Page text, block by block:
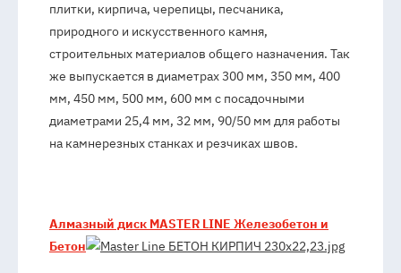
плитки, кирпича, черепицы, песчаника,
природного и искусственного камня,
строительных материалов общего назначения. Так
же выпускается в диаметрах 300 мм, 350 мм, 400
мм, 450 мм, 500 мм, 600 мм с посадочными
диаметрами 25,4 мм, 32 мм, 90/50 мм для работы
на камнерезных станках и резчиках швов.
Алмазный диск MASTER LINE Железобетон и
Бетон